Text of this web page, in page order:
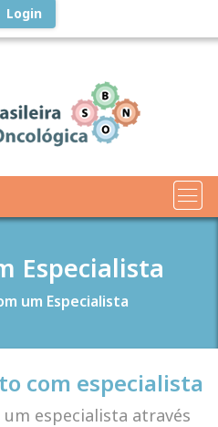
Login
Especialista
um Especialista
com especialista
especialista através